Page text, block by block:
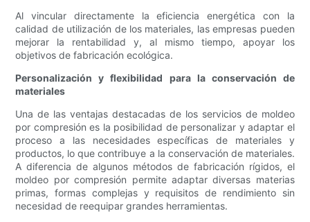
Al vincular directamente la eficiencia energética con la
calidad de utilización de los materiales, las empresas pueden
mejorar la rentabilidad y, al mismo tiempo, apoyar los
objetivos de fabricación ecológica.
Personalización y flexibilidad para la conservación de
materiales
Una de las ventajas destacadas de los servicios de moldeo
por compresión es la posibilidad de personalizar y adaptar el
proceso a las necesidades específicas de materiales y
productos, lo que contribuye a la conservación de materiales.
A diferencia de algunos métodos de fabricación rígidos, el
moldeo por compresión permite adaptar diversas materias
primas, formas complejas y requisitos de rendimiento sin
necesidad de reequipar grandes herramientas.